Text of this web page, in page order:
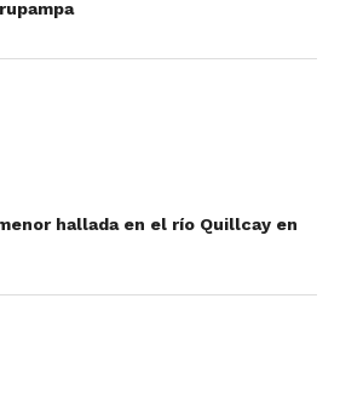
hallada en el río Quillcay en